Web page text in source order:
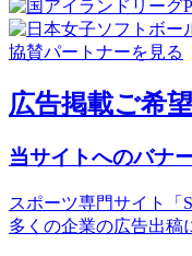
協賛パートナーを見る
広告掲載ご希
当サイトへのバナ
スポーツ専門サイト「
多くの企業の広告出稿